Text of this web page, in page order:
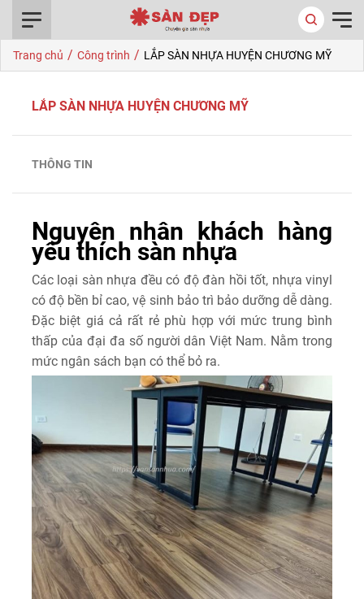
Trang chủ / Công trình / LẮP SÀN NHỰA HUYỆN CHƯƠNG MỸ
LẮP SÀN NHỰA HUYỆN CHƯƠNG MỸ
Nguyên nhân khách hàng
yêu thích sàn nhựa
Các loại sàn nhựa đều có độ đàn hồi tốt, nhựa vinyl
có độ bền bỉ cao, vệ sinh bảo trì bảo dưỡng dễ dàng.
Đặc biệt giá cả rất rẻ phù hợp với mức trung bình
thấp của đại đa số người dân Việt Nam. Nằm trong
mức ngân sách bạn có thể bỏ ra.
THÔNG TIN